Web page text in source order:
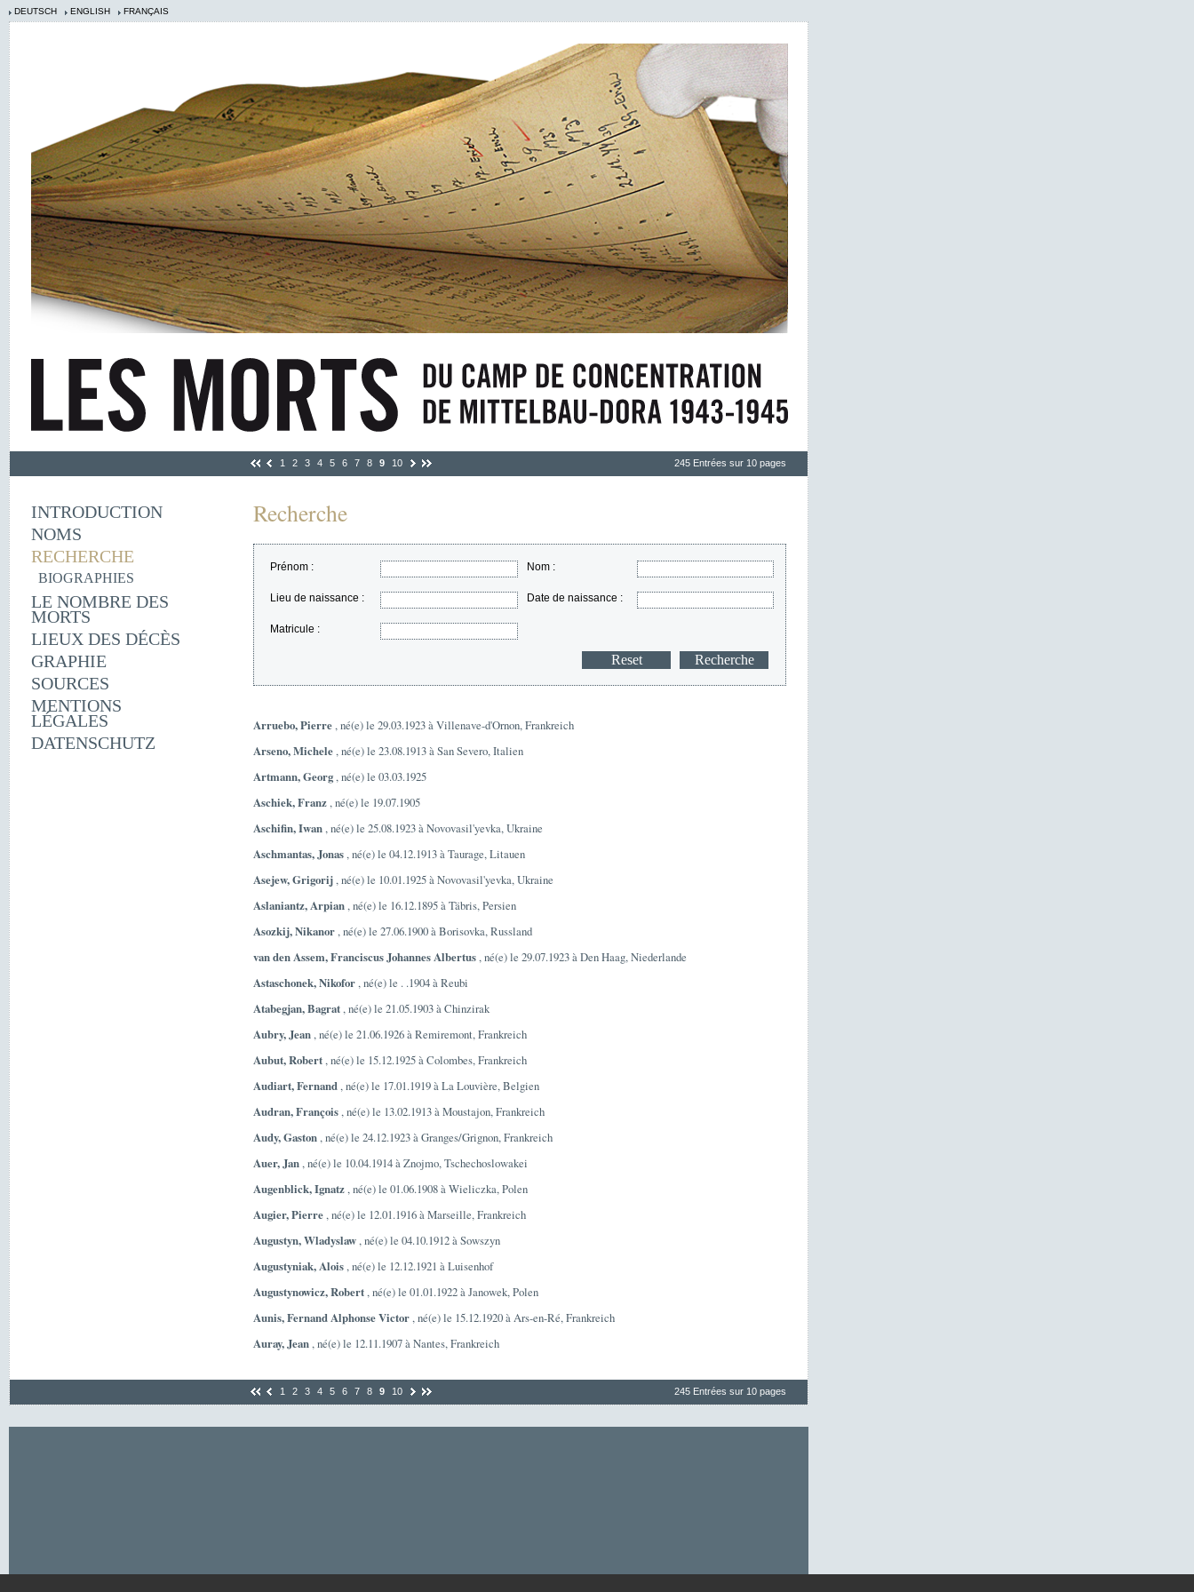
DEUTSCH ENGLISH FRANÇAIS
1 2 3 4 5 6 7 8 9 10 245 Entrées sur 10 pages
INTRODUCTION
NOMS
RECHERCHE
BIOGRAPHIES
LE NOMBRE DES
MORTS
LIEUX DES DÉCÈS
GRAPHIE
SOURCES
MENTIONS
LÉGALES
DATENSCHUTZ
Recherche
Prénom : Nom :
Lieu de naissance : Date de naissance :
Matricule :
Arruebo, Pierre, né(e) le 29.03.1923 à Villenave-d'Ornon, Frankreich
Arseno, Michele, né(e) le 23.08.1913 à San Severo, Italien
Artmann, Georg, né(e) le 03.03.1925
Aschiek, Franz, né(e) le 19.07.1905
Aschifin, Iwan, né(e) le 25.08.1923 à Novovasil'yevka, Ukraine
Aschmantas, Jonas, né(e) le 04.12.1913 à Taurage, Litauen
Asejew, Grigorij, né(e) le 10.01.1925 à Novovasil'yevka, Ukraine
Aslaniantz, Arpian, né(e) le 16.12.1895 à Täbris, Persien
Asozkij, Nikanor, né(e) le 27.06.1900 à Borisovka, Russland
van den Assem, Franciscus Johannes Albertus, né(e) le 29.07.1923 à Den Haag, Niederlande
Astaschonek, Nikofor, né(e) le . .1904 à Reubi
Atabegjan, Bagrat, né(e) le 21.05.1903 à Chinzirak
Aubry, Jean, né(e) le 21.06.1926 à Remiremont, Frankreich
Aubut, Robert, né(e) le 15.12.1925 à Colombes, Frankreich
Audiart, Fernand, né(e) le 17.01.1919 à La Louvière, Belgien
Audran, François, né(e) le 13.02.1913 à Moustajon, Frankreich
Audy, Gaston, né(e) le 24.12.1923 à Granges/Grignon, Frankreich
Auer, Jan, né(e) le 10.04.1914 à Znojmo, Tschechoslowakei
Augenblick, Ignatz, né(e) le 01.06.1908 à Wieliczka, Polen
Augier, Pierre, né(e) le 12.01.1916 à Marseille, Frankreich
Augustyn, Wladyslaw, né(e) le 04.10.1912 à Sowszyn
Augustyniak, Alois, né(e) le 12.12.1921 à Luisenhof
Augustynowicz, Robert, né(e) le 01.01.1922 à Janowek, Polen
Aunis, Fernand Alphonse Victor, né(e) le 15.12.1920 à Ars-en-Ré, Frankreich
Auray, Jean, né(e) le 12.11.1907 à Nantes, Frankreich
1 2 3 4 5 6 7 8 9 10 245 Entrées sur 10 pages